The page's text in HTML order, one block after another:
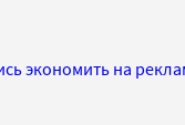
экономить на